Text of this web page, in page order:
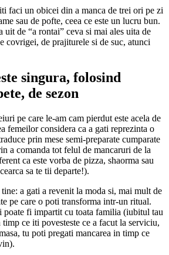
faci un obicei din a manca de trei ori pe zi
sau de pofte, ceea ce este un lucru bun.
uit de “a rontai” ceva si mai ales uita de
covrigei, de prajiturele si de suc, atunci
singura, folosind
de sezon
pe care le-am cam pierdut este acela de
femeilor considera ca a gati reprezinta o
prin mese semi-preparate cumparate
a comanda tot felul de mancaruri de la
ca este vorba de pizza, shaorma sau
sa te tii departe!).
a gati a revenit la moda si, mai mult de
pe care o poti transforma intr-un ritual.
poate fi impartit cu toata familia (iubitul tau
ce iti povesteste ce a facut la serviciu,
tu poti pregati mancarea in timp ce